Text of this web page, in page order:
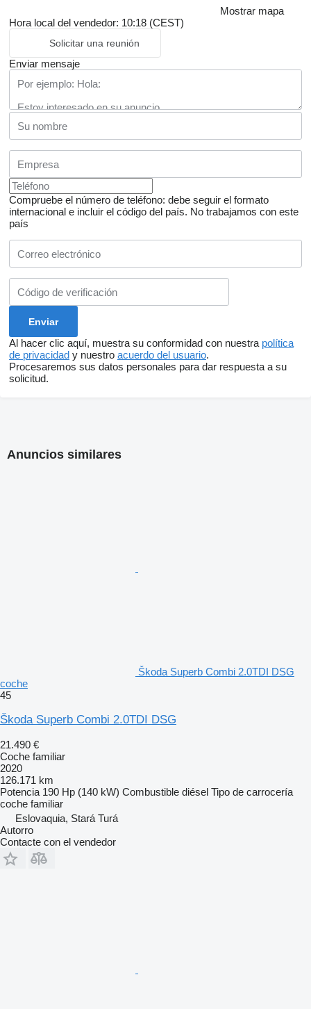
Mostrar mapa
Hora local del vendedor: 10:18 (CEST)
Solicitar una reunión
Enviar mensaje
Compruebe el número de teléfono: debe seguir el formato
internacional e incluir el código del país. No trabajamos con este
país
Al hacer clic aquí, muestra su conformidad con nuestra política
de privacidad y nuestro acuerdo del usuario.
Procesaremos sus datos personales para dar respuesta a su
solicitud.
Anuncios similares
Škoda Superb Combi 2.0TDI DSG
coche
45
Škoda Superb Combi 2.0TDI DSG
21.490 €
Coche familiar
2020
126.171 km
Potencia 190 Hp (140 kW) Combustible diésel Tipo de carrocería
coche familiar
Eslovaquia, Stará Turá
Autorro
Contacte con el vendedor